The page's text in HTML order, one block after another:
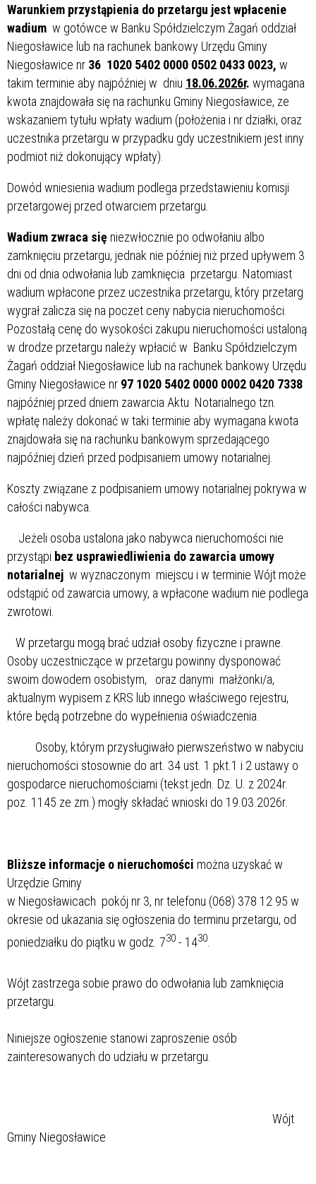
Warunkiem przystąpienia do przetargu jest wpłacenie
wadium w gotówce w Banku Spółdzielczym Żagań oddział
Niegosławice lub na rachunek bankowy Urzędu Gminy
Niegosławice nr 36 1020 5402 0000 0502 0433 0023, w
takim terminie aby najpóźniej w dniu 18.06.2026r. wymagana
kwota znajdowała się na rachunku Gminy Niegosławice, ze
wskazaniem tytułu wpłaty wadium (położenia i nr działki, oraz
uczestnika przetargu w przypadku gdy uczestnikiem jest inny
podmiot niż dokonujący wpłaty).
Dowód wniesienia wadium podlega przedstawieniu komisji
przetargowej przed otwarciem przetargu.
Wadium zwraca się niezwłocznie po odwołaniu albo
zamknięciu przetargu, jednak nie później niż przed upływem 3
dni od dnia odwołania lub zamknięcia przetargu. Natomiast
wadium wpłacone przez uczestnika przetargu, który przetarg
wygrał zalicza się na poczet ceny nabycia nieruchomości.
Pozostałą cenę do wysokości zakupu nieruchomości ustaloną
w drodze przetargu należy wpłacić w Banku Spółdzielczym
Żagań oddział Niegosławice lub na rachunek bankowy Urzędu
Gminy Niegosławice nr 97 1020 5402 0000 0002 0420 7338
najpóźniej przed dniem zawarcia Aktu Notarialnego tzn.
wpłatę należy dokonać w taki terminie aby wymagana kwota
znajdowała się na rachunku bankowym sprzedającego
najpóźniej dzień przed podpisaniem umowy notarialnej.
Koszty związane z podpisaniem umowy notarialnej pokrywa w
całości nabywca.
Jeżeli osoba ustalona jako nabywca nieruchomości nie
przystąpi bez usprawiedliwienia do zawarcia umowy
notarialnej w wyznaczonym miejscu i w terminie Wójt może
odstąpić od zawarcia umowy, a wpłacone wadium nie podlega
zwrotowi.
W przetargu mogą brać udział osoby fizyczne i prawne.
Osoby uczestniczące w przetargu powinny dysponować
swoim dowodem osobistym, oraz danymi małżonki/a,
aktualnym wypisem z KRS lub innego właściwego rejestru,
które będą potrzebne do wypełnienia oświadczenia.
Osoby, którym przysługiwało pierwszeństwo w nabyciu
nieruchomości stosownie do art. 34 ust. 1 pkt.1 i 2 ustawy o
gospodarce nieruchomościami (tekst jedn. Dz. U. z 2024r.
poz. 1145 ze zm.) mogły składać wnioski do 19.03.2026r.
Bliższe informacje o nieruchomości można uzyskać w
Urzędzie Gminy
w Niegosławicach pokój nr 3, nr telefonu (068) 378 12 95 w
okresie od ukazania się ogłoszenia do terminu przetargu, od
poniedziałku do piątku w godz. 730 - 1430.
Wójt zastrzega sobie prawo do odwołania lub zamknięcia
przetargu.
Niniejsze ogłoszenie stanowi zaproszenie osób
zainteresowanych do udziału w przetargu.
Wójt
Gminy Niegosławice